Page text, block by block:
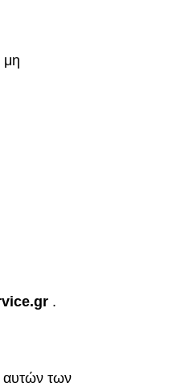
μη
.gr .
αυτών των